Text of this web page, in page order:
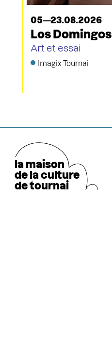
05—23.08.2026
Los Domingos
Art et essai
Imagix Tournai
la maison
de la culture
de tournai